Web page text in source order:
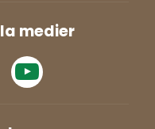
medier